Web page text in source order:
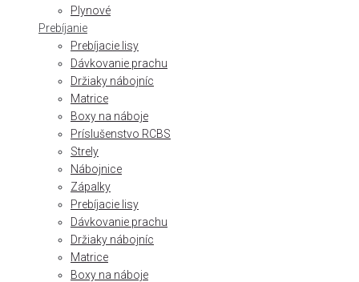
Plynové
Prebíjanie
Prebíjacie lisy
Dávkovanie prachu
Držiaky nábojníc
Matrice
Boxy na náboje
Príslušenstvo RCBS
Strely
Nábojnice
Zápalky
Prebíjacie lisy
Dávkovanie prachu
Držiaky nábojníc
Matrice
Boxy na náboje